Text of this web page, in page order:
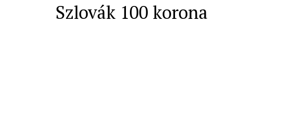
Szlovák 100 korona